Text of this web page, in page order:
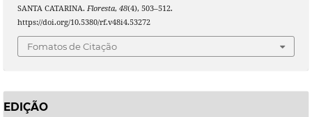
SANTA CATARINA. Floresta, 48(4), 503–512.
https://doi.org/10.5380/rf.v48i4.53272
Fomatos de Citação
EDIÇÃO